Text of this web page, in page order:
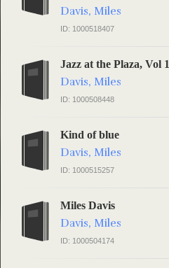
Davis, Miles
ID: 1000518407
Jazz at the Plaza, Vol 1
Davis, Miles
ID: 1000508448
Kind of blue
Davis, Miles
ID: 1000515257
Miles Davis
Davis, Miles
ID: 1000504174